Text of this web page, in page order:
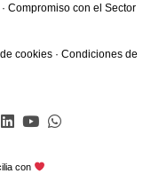
· Compromiso con el Sector
cookies· Condiciones de
con